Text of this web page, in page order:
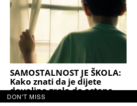
SAMOSTALNOST JE ŠKOLA:
Kako znati da je dijete
dovoljno zrelo da ostane
samo kod kuće?
DON'T MISS